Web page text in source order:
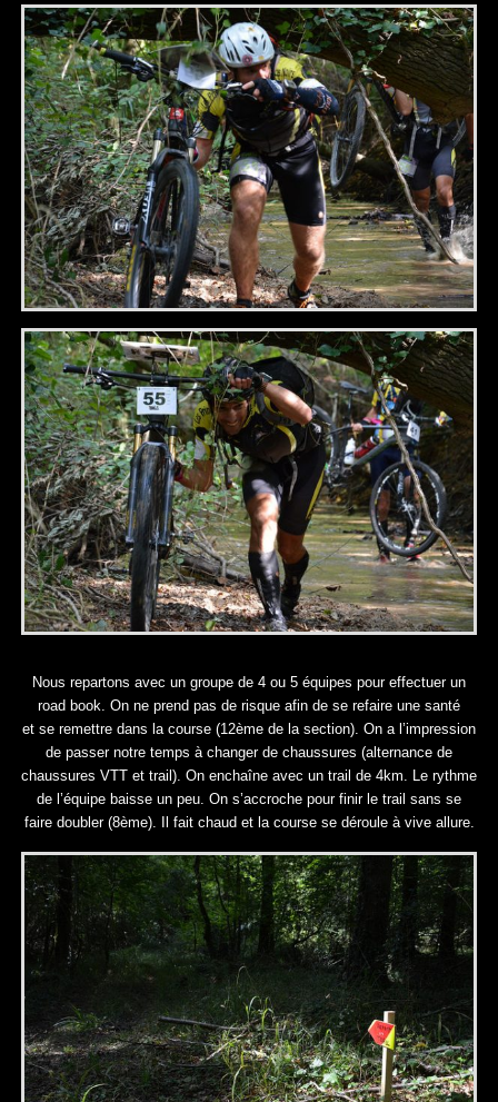
Nous repartons avec un groupe de 4 ou 5 équipes pour effectuer un
road book. On ne prend pas de risque afin de se refaire une santé
et se remettre dans la course (12ème de la section). On a l’impression
de passer notre temps à changer de chaussures (alternance de
chaussures VTT et trail). On enchaîne avec un trail de 4km. Le rythme
de l’équipe baisse un peu. On s’accroche pour finir le trail sans se
faire doubler (8ème). Il fait chaud et la course se déroule à vive allure.